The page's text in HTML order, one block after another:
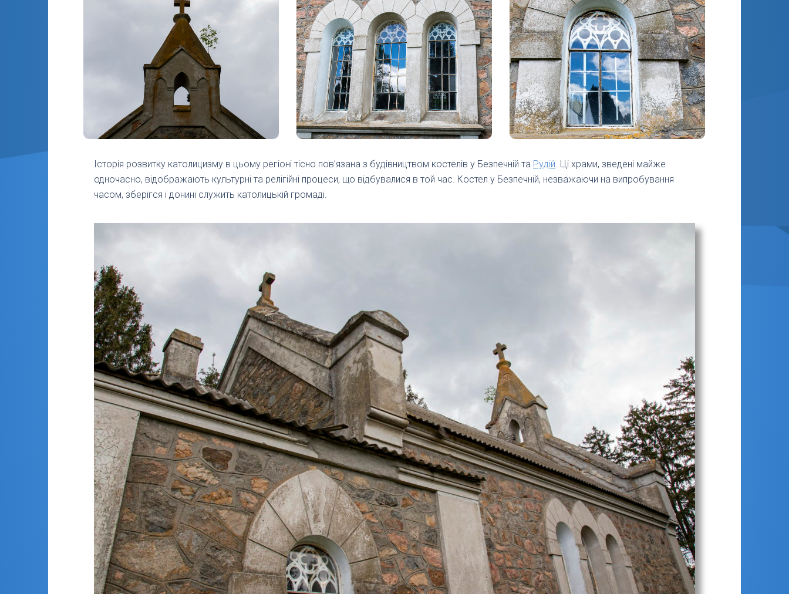
Історія розвитку католицизму в цьому регіоні тісно пов’язана з будівництвом костелів у Безпечній та Рудій. Ці храми, зведені майже
одночасно, відображають культурні та релігійні процеси, що відбувалися в той час. Костел у Безпечній, незважаючи на випробування
часом, зберігся і донині служить католицькій громаді.